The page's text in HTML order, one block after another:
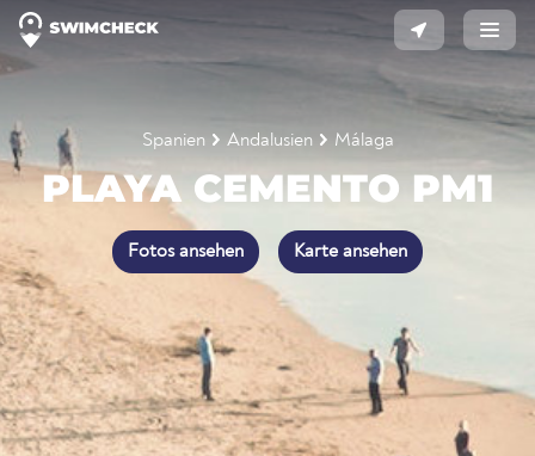
Spanien Andalusien Málaga
PLAYA CEMENTO PM1
Fotos ansehen Karte ansehen